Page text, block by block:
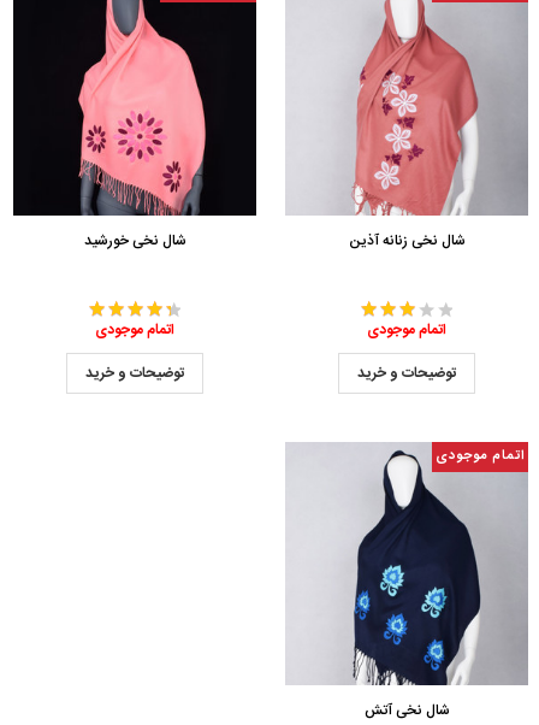
شال نخی زنانه آذین
اتمام موجودی
توضیحات و خرید
شال نخی خورشید
اتمام موجودی
توضیحات و خرید
اتمام موجودی
شال نخی آتش